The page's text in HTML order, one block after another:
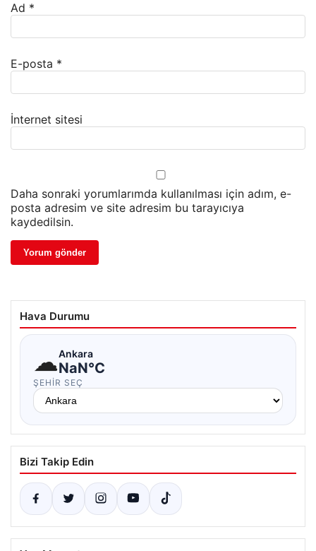
Ad *
E-posta *
İnternet sitesi
Daha sonraki yorumlarımda kullanılması için adım, e-
posta adresim ve site adresim bu tarayıcıya
kaydedilsin.
Hava Durumu
☁Ankara
NaN°C
ŞEHIR SEÇ
Bizi Takip Edin